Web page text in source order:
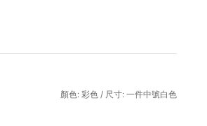
顏色: 彩色 / 尺寸: 一件中號白色